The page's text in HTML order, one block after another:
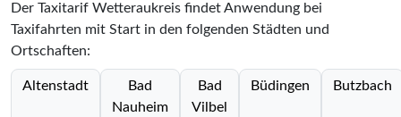
Der Taxitarif Wetteraukreis findet Anwendung bei
Taxifahrten mit Start in den folgenden Städten und
Ortschaften:
Altenstadt
Bad
Nauheim
Bad
Vilbel
Büdingen Butzbach